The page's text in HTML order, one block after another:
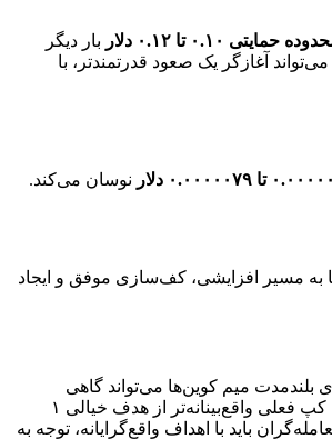
حمایتی ۰.۱۰ تا ۰.۱۲ دلار
بار دیگر
می‌تواند آغازگر یک صعود قدرتمندتر، با
نوسان می‌کند.
به مسیر افزایشی، کف‌سازی موفق و ایجاد
بلندمدت میم کوین‌ها می‌تواند گاهی
سودآور باشد، اما ریسک شدید و غیرقابل پیش‌بینی بودن عملکردشان باید در تصمیم‌گیری لحاظ شود. سناریوی دوج کوین ۱ دلاری با توجه به ساختار عرضه و مارکت کپ فعلی واقع‌بینانه‌تر از هدف خیالی ۱
باید با اهداف واقع‌گرایانه، توجه به